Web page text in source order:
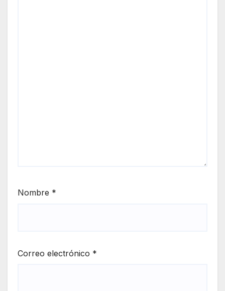
Nombre *
Correo electrónico *